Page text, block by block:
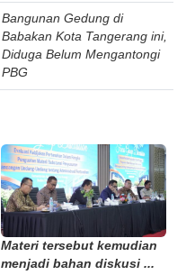
Bangunan Gedung di
Babakan Kota Tangerang ini,
Diduga Belum Mengantongi
PBG
Materi tersebut kemudian
menjadi bahan diskusi ...